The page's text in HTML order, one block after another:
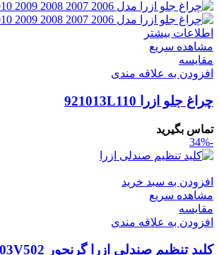
اطلاعات بیشتر
مشاهده سریع
مقایسه
افزودن به علاقه مندی
چراغ جلو ازرا 921013L110
تماس بگیرید
-34%
افزودن به سبد خرید
مشاهده سریع
مقایسه
افزودن به علاقه مندی
کلید تنظیم صندلی ازرا گرنجور 889903V502